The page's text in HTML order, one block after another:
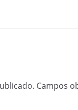
Campos